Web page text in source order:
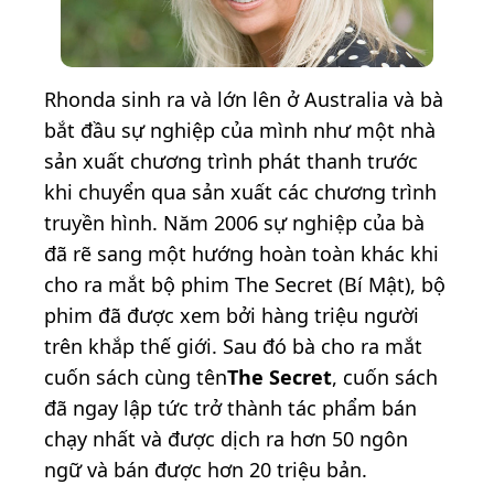
Rhonda sinh ra và lớn lên ở Australia và bà
bắt đầu sự nghiệp của mình như một nhà
sản xuất chương trình phát thanh trước
khi chuyển qua sản xuất các chương trình
truyền hình. Năm 2006 sự nghiệp của bà
đã rẽ sang một hướng hoàn toàn khác khi
cho ra mắt bộ phim The Secret (Bí Mật), bộ
phim đã được xem bởi hàng triệu người
trên khắp thế giới. Sau đó bà cho ra mắt
cuốn sách cùng tênThe Secret, cuốn sách
đã ngay lập tức trở thành tác phẩm bán
chạy nhất và được dịch ra hơn 50 ngôn
ngữ và bán được hơn 20 triệu bản.